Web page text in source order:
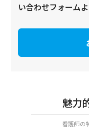
い合わせフォーム
魅力
看護師の